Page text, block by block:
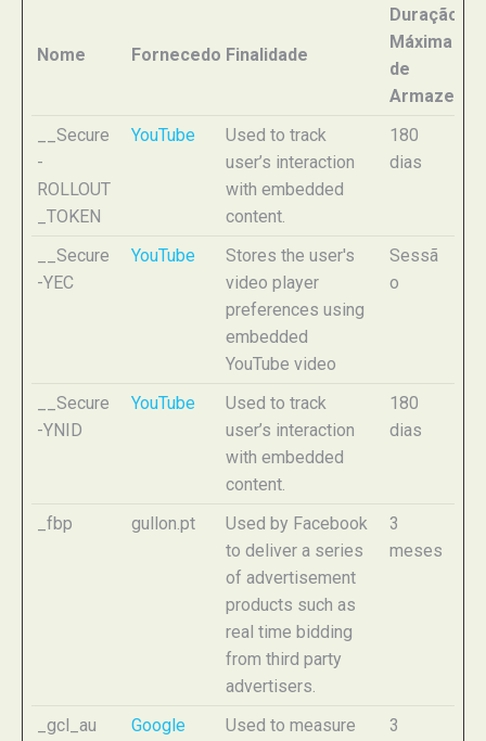
Nome FornecedorFinalidade
Duração
Máxima
de
__Secure
-
ROLLOUT
_TOKEN
YouTube
Used to track
user’s interaction
with embedded
content.
180
dias
__Secure
-YEC
YouTube
Stores the user's
video player
preferences using
embedded
YouTube video
Sessã
o
__Secure
-YNID
YouTube
Used to track
user’s interaction
with embedded
content.
180
dias
_fbp gullon.pt
Used by Facebook
to deliver a series
of advertisement
products such as
real time bidding
from third party
advertisers.
3
meses
_gcl_au Google
Used to measure
3